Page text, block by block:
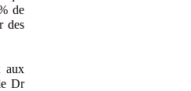
de
des
aux
Dr